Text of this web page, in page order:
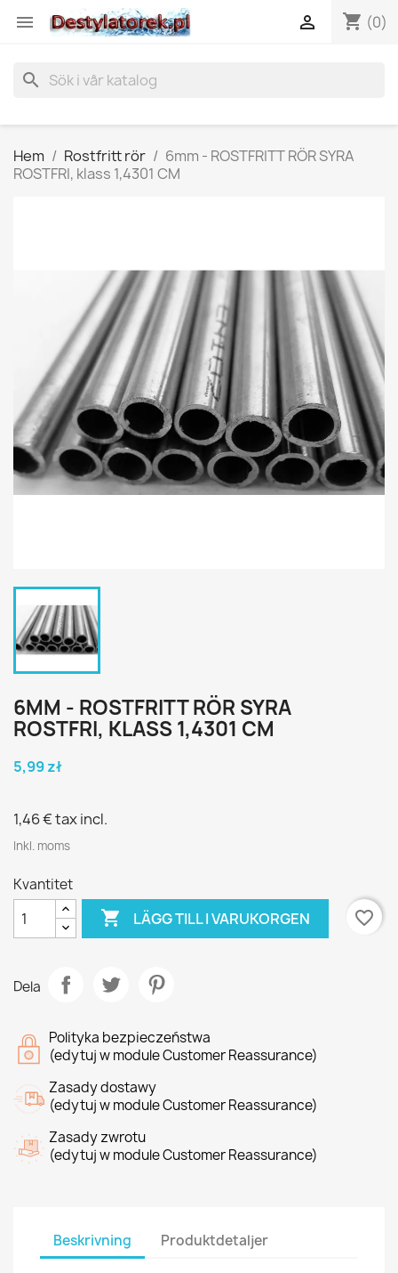
 shopping_cart (0)

search
Hem Rostfritt rör
6mm - ROSTFRITT RÖR SYRA
ROSTFRI, klass 1,4301 CM
6MM - ROSTFRITT RÖR SYRA
ROSTFRI, KLASS 1,4301 CM
5,99 zł
1,46 €tax incl.
Inkl. moms
Kvantitet
 LÄGG TILL I VARUKORGEN favorite_border
Dela
Polityka bezpieczeństwa
(edytuj w module Customer Reassurance)
Zasady dostawy
(edytuj w module Customer Reassurance)
Zasady zwrotu
(edytuj w module Customer Reassurance)
Beskrivning Produktdetaljer